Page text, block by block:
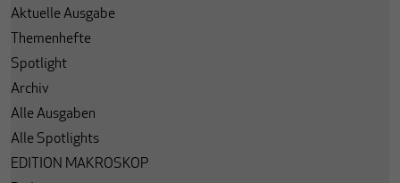
Aktuelle Ausgabe
Themenhefte
Spotlight
Archiv
Alle Ausgaben
Alle Spotlights
EDITION MAKROSKOP